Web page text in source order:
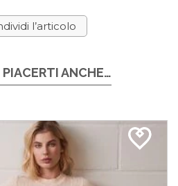
l’articolo
ANCHE…